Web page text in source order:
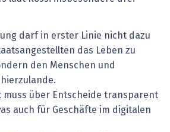
darf in erster Linie nicht dazu
das Leben zu
den Menschen und
muss über Entscheide transparent
auch für Geschäfte im digitalen